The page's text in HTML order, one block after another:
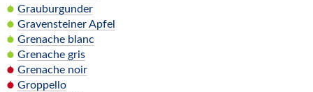
Grauburgunder
Gravensteiner Apfel
Grenache blanc
Grenache gris
Grenache noir
Groppello